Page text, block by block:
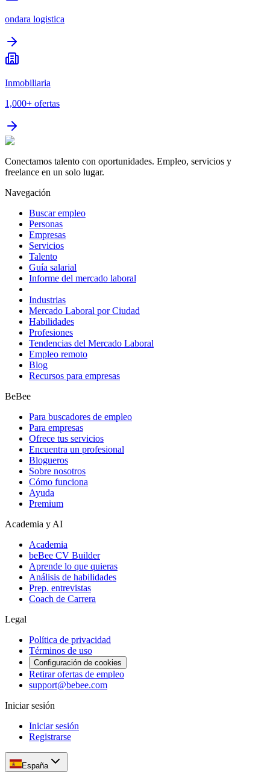
ondara logistica
Inmobiliaria
1,000+ ofertas
Conectamos talento con oportunidades. Empleo, servicios y
freelance en un solo lugar.
Navegación
Buscar empleo
Personas
Empresas
Servicios
Talento
Guía salarial
Informe del mercado laboral
Industrias
Mercado Laboral por Ciudad
Habilidades
Profesiones
Tendencias del Mercado Laboral
Empleo remoto
Blog
Recursos para empresas
BeBee
Para buscadores de empleo
Para empresas
Ofrece tus servicios
Encuentra un profesional
Blogueros
Sobre nosotros
Cómo funciona
Ayuda
Premium
Academia y AI
Academia
beBee CV Builder
Aprende lo que quieras
Análisis de habilidades
Prep. entrevistas
Coach de Carrera
Legal
Política de privacidad
Términos de uso
Configuración de cookies
Retirar ofertas de empleo
support@bebee.com
Iniciar sesión
Iniciar sesión
Registrarse
España